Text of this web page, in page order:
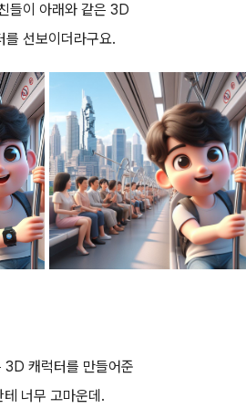
들이 아래와 같은 3D
를 선보이더라구요.
3D 캐럭터를 만들어준
테 너무 고마운데.